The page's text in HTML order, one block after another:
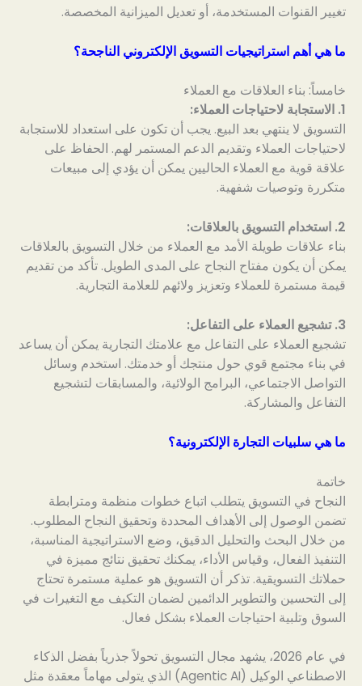
تغيير القنوات المستخدمة، أو تعديل الميزانية المخصصة.
ما هي أهم استراتيجيات التسويق الإلكتروني الناجحة؟
خامساً: بناء العلاقات مع العملاء
1. الاستجابة لاحتياجات العملاء:
التسويق لا ينتهي بعد البيع. يجب أن تكون على استعداد للاستجابة
لاحتياجات العملاء وتقديم الدعم المستمر لهم. الحفاظ على
علاقة قوية مع العملاء الحاليين يمكن أن يؤدي إلى مبيعات
متكررة وتوصيات شفهية.
2. استخدام التسويق بالعلاقات:
بناء علاقات طويلة الأمد مع العملاء من خلال التسويق بالعلاقات
يمكن أن يكون مفتاح النجاح على المدى الطويل. تأكد من تقديم
قيمة مستمرة للعملاء وتعزيز ولائهم للعلامة التجارية.
3. تشجيع العملاء على التفاعل:
تشجيع العملاء على التفاعل مع علامتك التجارية يمكن أن يساعد
في بناء مجتمع قوي حول منتجك أو خدمتك. استخدم وسائل
التواصل الاجتماعي، البرامج الولائية، والمسابقات لتشجيع
التفاعل والمشاركة.
ما هي سلبيات التجارة الإلكترونية؟
خاتمة
النجاح في التسويق يتطلب اتباع خطوات منظمة ومترابطة
تضمن الوصول إلى الأهداف المحددة وتحقيق النجاح المطلوب.
من خلال البحث والتحليل الدقيق، وضع الاستراتيجية المناسبة،
التنفيذ الفعال، وقياس الأداء، يمكنك تحقيق نتائج مميزة في
حملاتك التسويقية. تذكر أن التسويق هو عملية مستمرة تحتاج
إلى التحسين والتطوير الدائمين لضمان التكيف مع التغيرات في
السوق وتلبية احتياجات العملاء بشكل فعال.
في عام 2026، يشهد مجال التسويق تحولاً جذرياً بفضل الذكاء
الاصطناعي الوكيل (Agentic AI) الذي يتولى مهاماً معقدة مثل